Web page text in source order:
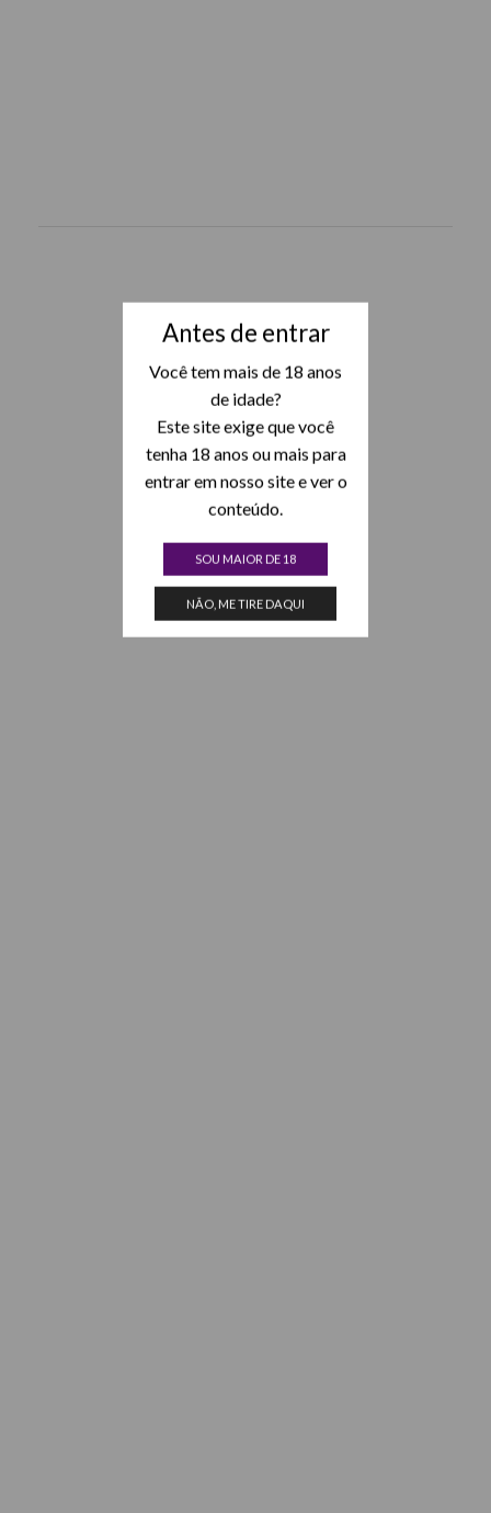
Antes de entrar
Você tem mais de 18 anos
de idade?
Este site exige que você
tenha 18 anos ou mais para
entrar em nosso site e ver o
conteúdo.
SOU MAIOR DE 18
NÃO, ME TIRE DAQUI